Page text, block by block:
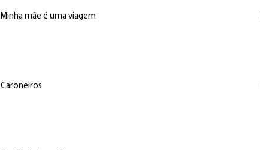
Minha mãe é uma viagem
Caroneiros